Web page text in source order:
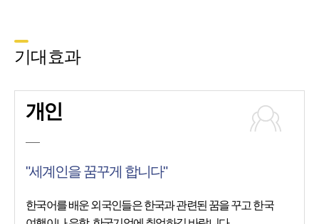
기대효과
개인
"세계인을 꿈꾸게 합니다"
한국어를 배운 외국인들은 한국과 관련된 꿈을 꾸고 한국